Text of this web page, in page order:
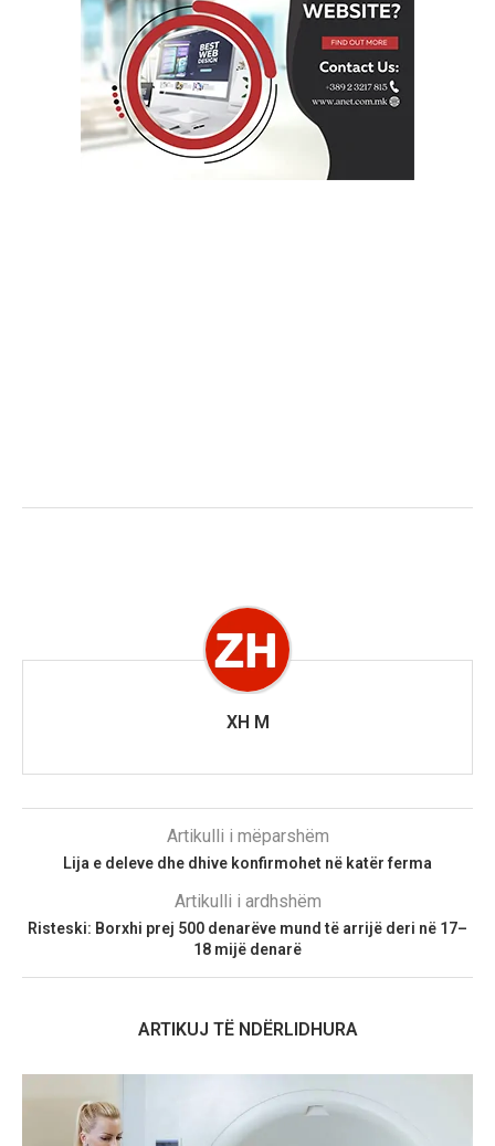
XH M
Artikulli i mëparshëm
Lija e deleve dhe dhive konfirmohet në katër ferma
Artikulli i ardhshëm
Risteski: Borxhi prej 500 denarëve mund të arrijë deri në 17–
18 mijë denarë
ARTIKUJ TË NDËRLIDHURA